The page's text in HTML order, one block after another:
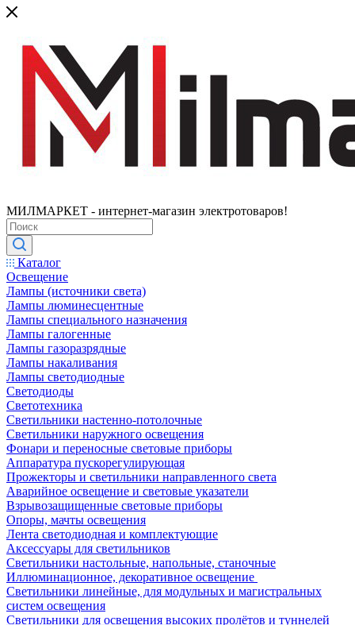
МИЛМАРКЕТ - интернет-магазин электротоваров!
Каталог
Освещение
Лампы (источники света)
Лампы люминесцентные
Лампы специального назначения
Лампы галогенные
Лампы газоразрядные
Лампы накаливания
Лампы светодиодные
Светодиоды
Светотехника
Светильники настенно-потолочные
Светильники наружного освещения
Фонари и переносные световые приборы
Аппаратура пускорегулирующая
Прожекторы и светильники направленного света
Аварийное освещение и световые указатели
Взрывозащищенные световые приборы
Опоры, мачты освещения
Лента светодиодная и комплектующие
Аксессуары для светильников
Светильники настольные, напольные, станочные
Иллюминационное, декоративное освещение
Светильники линейные, для модульных и магистральных
систем освещения
Светильники для освещения высоких пролётов и туннелей